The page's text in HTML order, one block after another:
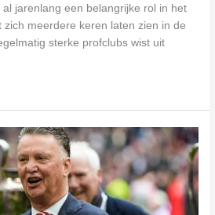
jarenlang een belangrijke rol in het
meerdere keren laten zien in de
sterke profclubs wist uit